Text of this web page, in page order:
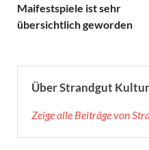
Maifestspiele ist sehr
übersichtlich geworden
Über Strandgut
Zeige alle Beiträge von